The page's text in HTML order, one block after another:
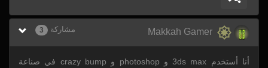
مشاركة 3
أنا أستخدم 3ds max و photoshop و crazy bump في صناعة